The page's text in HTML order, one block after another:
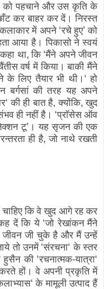
को पहचाने और उस कृति के
कर बाहर कर दें। निरस्त
में अपने ‘रचे हुए’ को
आया है। पिकासो ने स्वयं
था, कि ‘मैंने अपने जीवन
वर्ष में किया। बाकी मैंने
के लिए तैयार भी थी।‘ हो
बर्गसां की तरह यह अपने
की ही बात है, क्योंकि, खुद
ही नहीं है। ‘प्राॅसेस ऑव
टू’। यह सृजन की एक
ही है, जो नाथे रखती
चाहिए कि वे खुद आगे रह कर
दें कि ये ‘जो रेखांकन मैंने
जीवन जी चुके है और मैं उन्हें
तो उनमें ‘संरचना‘ के स्तर
की ‘रचनात्मक-यात्रा‘
हों। वे अपनी प्रकृति में
के मामूली उत्पाद हैं